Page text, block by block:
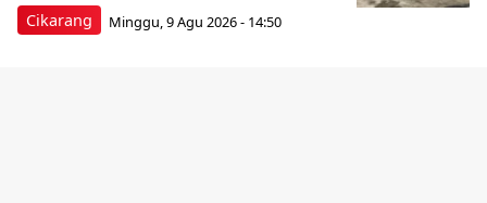
Cikarang Minggu, 9 Agu 2026 - 14:50